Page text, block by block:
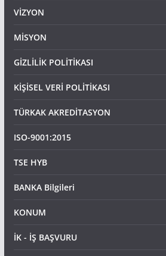
VİZYON
MİSYON
GİZLİLİK POLİTİKASI
KİŞİSEL VERİ POLİTİKASI
TÜRKAK AKREDİTASYON
ISO-9001:2015
TSE HYB
BANKA Bilgileri
KONUM
İK - İŞ BAŞVURU